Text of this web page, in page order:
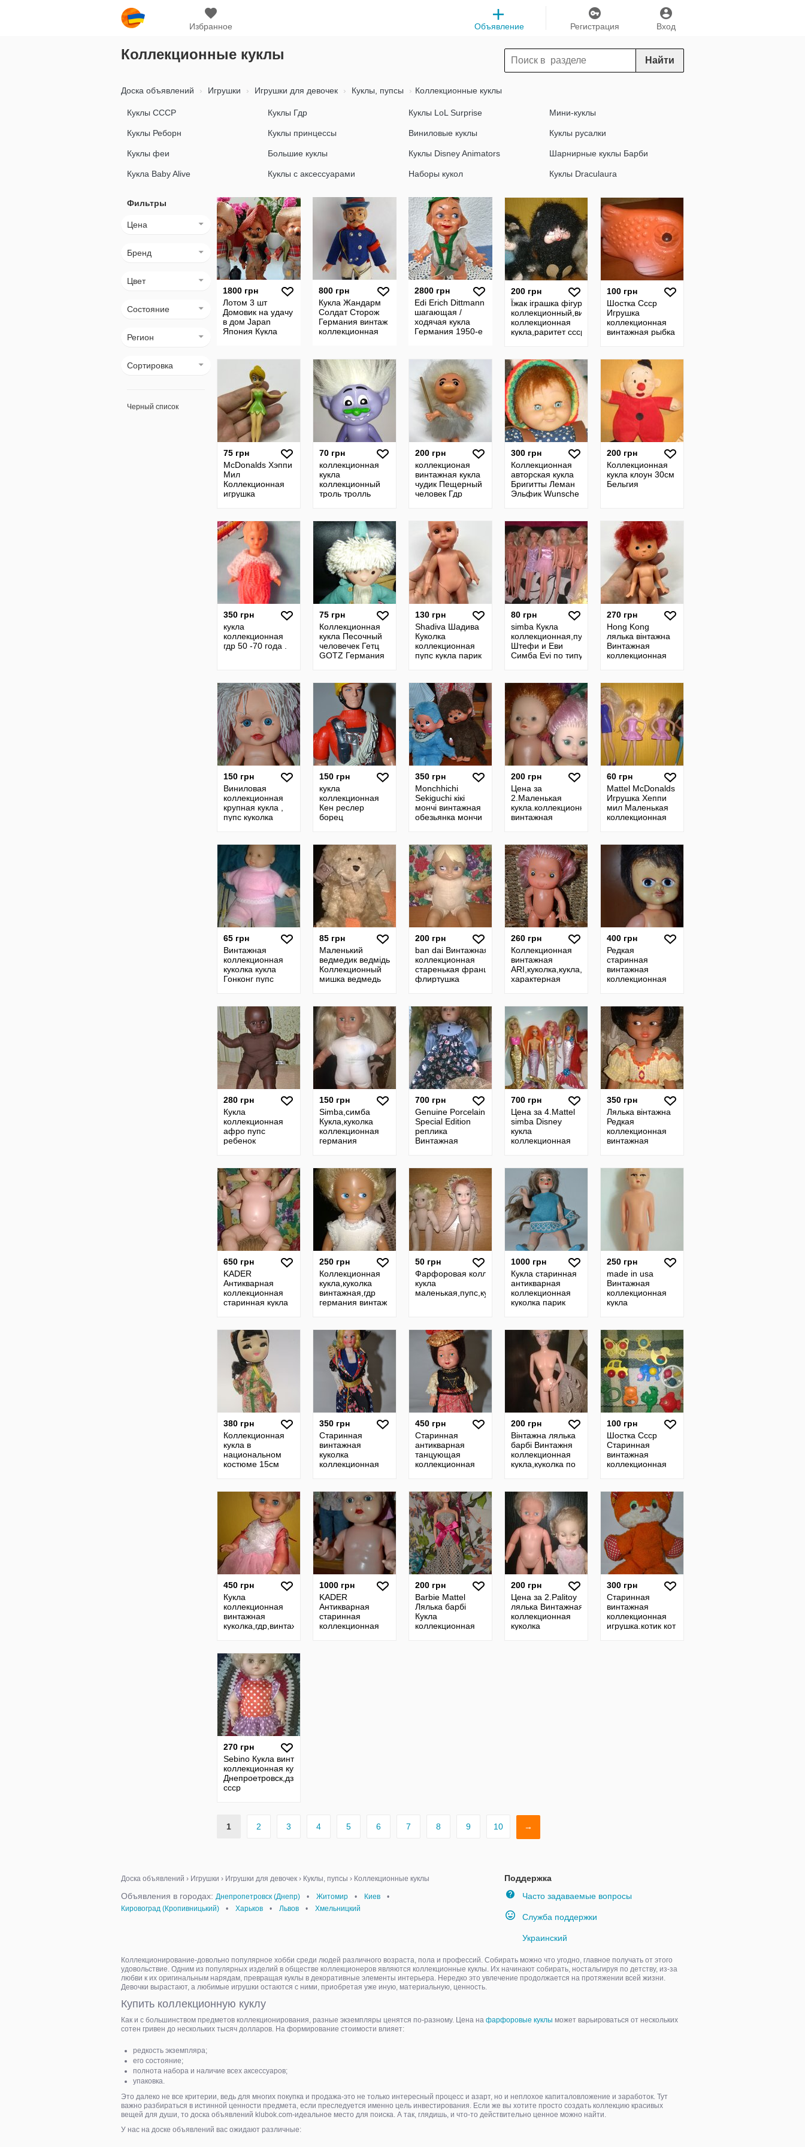
Избранное Вход
Регистрация
Объявление
Коллекционные куклы Найти
Доска объявлений Игрушки Игрушки для девочек Куклы, пупсы Коллекционные куклы
Куклы СССР Куклы Гдр Куклы LoL Surprise Мини-куклы
Куклы Реборн Куклы принцессы Виниловые куклы Куклы русалки
Куклы феи Большие куклы Куклы Disney Animators Шарнирные куклы Барби
Кукла Baby Alive Куклы с аксессуарами Наборы кукол Куклы Draculaura
Фильтры
Цена
Бренд
Цвет
Состояние
Регион
Сортировка
Черный список
1800 грн
Лотом 3 шт
Домовик на удачу
в дом Japan
Япония Кукла
коллекционная
кукла фигурка
800 грн
Кукла Жандарм
Солдат Сторож
Германия винтаж
коллекционная
2800 грн
Edi Erich Dittmann
шагающая /
ходячая кукла
Германия 1950-е
игрушка редкость
200 грн
Їжак іграшка фігурка Ежик
коллекционный,винтажная
коллекционная
кукла,раритет ссср
100 грн
Шостка Ссср
Игрушка
коллекционная
винтажная рыбка
кукла старинная
75 грн
McDonalds Хэппи
Мил
Коллекционная
игрушка
коллекционная
куколка динь
динь фея
70 грн
коллекционная
кукла
коллекционный
троль тролль
200 грн
коллекционая
винтажная кукла
чудик Пещерный
человек Гдр
винтажная
Германия
300 грн
Коллекционная
авторская кукла
Бригитты Леман
Эльфик Wunsche
Германия
оригинал
200 грн
Коллекционная
кукла клоун 30см
Бельгия
350 грн
кукла
коллекционная
гдр 50 -70 года .
75 грн
Коллекционная
кукла Песочный
человечек Гетц
GOTZ Германия
130 грн
Shadiva Шадива
Куколка
коллекционная
пупс кукла парик
репродукция
80 грн
simba Кукла
коллекционная,пупс
Штефи и Еви
Симба Evi по типу
270 грн
Hong Kong
лялька вінтажна
Винтажная
коллекционная
гримаска
мимическая
150 грн
Виниловая
коллекционная
крупная кукла ,
пупс куколка
150 грн
кукла
коллекционная
Кен реслер
борец
LTD,Hasbro
350 грн
Monchhichi
Sekiguchi кікі
мончі винтажная
обезьянка мончи
мишка бодя
200 грн
Цена за
2.Маленькая
кукла.коллекционная
винтажная
60 грн
Mattel McDonalds
Игрушка Хеппи
мил Маленькая
коллекционная
маттел
65 грн
Винтажная
коллекционная
куколка кукла
Гонконг пупс
85 грн
Маленький
ведмедик ведмідь
Коллекционный
мишка ведмедь
200 грн
ban dai Винтажная
коллекционная
старенькая французская
флиртушка
260 грн
Коллекционная
винтажная
ARI,куколка,кукла,пупс
характерная
400 грн
Редкая
старинная
винтажная
коллекционная
пупс ссср куколка
винтаж
280 грн
Кукла
коллекционная
афро пупс
ребенок
150 грн
Simba,симба
Кукла,куколка
коллекционная
германия
700 грн
Genuine Porcelain
Special Edition
реплика
Винтажная
кукла
антикварная
ляльк
700 грн
Цена за 4.Mattel
simba Disney
кукла
коллекционная
Маттел кайла
350 грн
Лялька вінтажна
Редкая
коллекционная
винтажная
этническая
старинная
650 грн
KADER
Антикварная
коллекционная
старинная кукла
Гонконг,винтаж
зубки
250 грн
Коллекционная
кукла,куколка
винтажная,гдр
германия винтаж
50 грн
Фарфоровая коллекционная
кукла
маленькая,пупс,куколка.6,5см
1000 грн
Кукла старинная
антикварная
коллекционная
куколка парик
ретро
250 грн
made in usa
Винтажная
коллекционная
кукла
Антикварная
лялька
380 грн
Коллекционная
кукла в
национальном
костюме 15см
350 грн
Старинная
винтажная
куколка
коллекционная
450 грн
Старинная
антикварная
танцующая
коллекционная
редкость куколка
в родном
200 грн
Вінтажна лялька
барбі Винтажня
коллекционная
кукла,куколка по
100 грн
Шостка Ссср
Старинная
винтажная
коллекционная
целлулоид.кукла
450 грн
Кукла
коллекционная
винтажная
куколка,гдр,винтаж
1000 грн
KADER
Антикварная
старинная
коллекционная
200 грн
Barbie Mattel
Лялька барбі
Кукла
коллекционная
200 грн
Цена за 2.Palitoy
лялька Винтажная
коллекционная
куколка
300 грн
Старинная
винтажная
коллекционная
игрушка.котик кот
270 грн
Sebino Кукла винтажная
коллекционная куколка
Днепроетровск,дзи,италия
ссср
1 2 3 4 5 6 7 8 9 10 →
Поддержка
Часто задаваемые вопросы
Служба поддержки
Украинский
Доска объявлений › Игрушки › Игрушки для девочек › Куклы, пупсы › Коллекционные куклы
Объявления в городах: Днепропетровск (Днепр) • Житомир • Киев
•
Кировоград (Кропивницький)
• Харьков • Львов • Хмельницкий
Коллекционирование-довольно популярное хобби среди людей различного возраста, пола и профессий. Собирать можно что угодно, главное получать от этого
удовольствие. Одним из популярных изделий в обществе коллекционеров являются коллекционные куклы. Их начинают собирать, ностальгируя по детству, из-за
любви к их оригинальным нарядам, превращая куклы в декоративные элементы интерьера. Нередко это увлечение продолжается на протяжении всей жизни.
Девочки вырастают, а любимые игрушки остаются с ними, приобретая уже иную, материальную, ценность.
Купить коллекционную куклу
Как и с большинством предметов коллекционирования, разные экземпляры ценятся по-разному. Цена на фарфоровые куклы может варьироваться от нескольких
сотен гривен до нескольких тысяч долларов. На формирование стоимости влияет:
редкость экземпляра;
его состояние;
полнота набора и наличие всех аксессуаров;
упаковка.
Это далеко не все критерии, ведь для многих покупка и продажа-это не только интересный процесс и азарт, но и неплохое капиталовложение и заработок. Тут
важно разбираться в истинной ценности предмета, если преследуется именно цель инвестирования. Если же вы хотите просто создать коллекцию красивых
вещей для души, то доска объявлений klubok.com-идеальное место для поиска. А так, глядишь, и что-то действительно ценное можно найти.
У нас на доске объявлений вас ожидают различные: